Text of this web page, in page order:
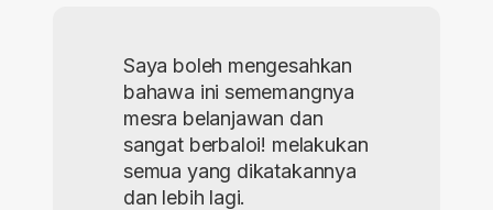
Saya boleh mengesahkan
bahawa ini sememangnya
mesra belanjawan dan
sangat berbaloi! melakukan
semua yang dikatakannya
dan lebih lagi.